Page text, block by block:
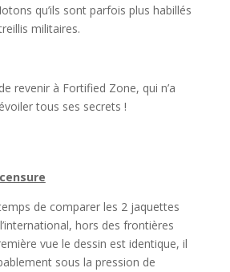
qu’ils sont parfois plus habillés
militaires.
revenir à Fortified Zone, qui n’a
tous ses secrets !
de comparer les 2 jaquettes
hors des frontières
vue le dessin est identique, il
sous la pression de